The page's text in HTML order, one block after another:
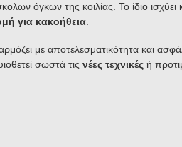
όγκων της κοιλίας. Το ίδιο ισχύει
για κακοήθεια.
με αποτελεσματικότητα και
σωστά τις νέες τεχνικέςή